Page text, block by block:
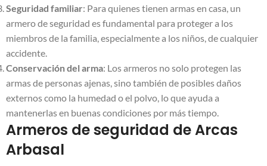
Seguridad familiar: Para quienes tienen armas en casa, un
armero de seguridad es fundamental para proteger a los
miembros de la familia, especialmente a los niños, de cualquier
accidente.
Conservación del arma: Los armeros no solo protegen las
armas de personas ajenas, sino también de posibles daños
externos como la humedad o el polvo, lo que ayuda a
mantenerlas en buenas condiciones por más tiempo.
Armeros de seguridad de Arcas
Arbasal